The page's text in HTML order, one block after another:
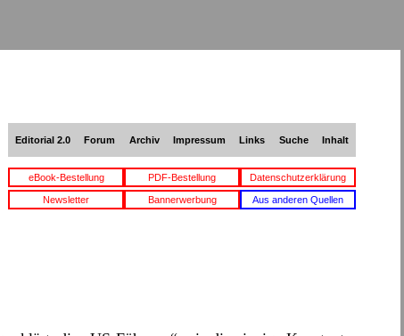
Editorial 2.0 Forum Archiv Impressum Links Suche Inhalt
eBook-Bestellung PDF-Bestellung Datenschutzerklärung
Newsletter Bannerwerbung Aus anderen Quellen